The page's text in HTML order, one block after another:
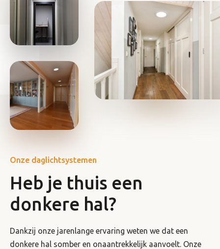
Onze daglichtsystemen
Heb je thuis een
donkere hal?
Dankzij onze jarenlange ervaring weten we dat een
donkere hal somber en onaantrekkelijk aanvoelt. Onze